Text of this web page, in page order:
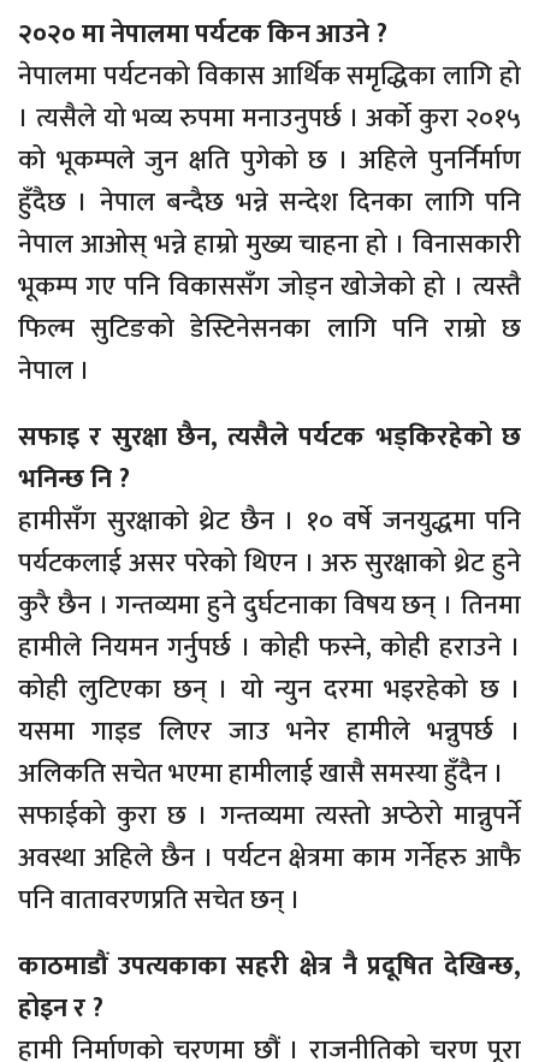
२०२० मा नेपालमा पर्यटक किन आउने ?
नेपालमा पर्यटनको विकास आर्थिक समृद्धिका लागि हो
। त्यसैले यो भव्य रुपमा मनाउनुपर्छ । अर्को कुरा २०१५
को भूकम्पले जुन क्षति पुगेको छ । अहिले पुनर्निर्माण
हुँदैछ । नेपाल बन्दैछ भन्ने सन्देश दिनका लागि पनि
नेपाल आओस् भन्ने हाम्रो मुख्य चाहना हो । विनासकारी
भूकम्प गए पनि विकाससँग जोड्न खोजेको हो । त्यस्तै
फिल्म सुटिङको डेस्टिनेसनका लागि पनि राम्रो छ
नेपाल ।
सफाइ र सुरक्षा छैन, त्यसैले पर्यटक भड्किरहेको छ
भनिन्छ नि ?
हामीसँग सुरक्षाको थ्रेट छैन । १० वर्षे जनयुद्धमा पनि
पर्यटकलाई असर परेको थिएन । अरु सुरक्षाको थ्रेट हुने
कुरै छैन । गन्तव्यमा हुने दुर्घटनाका विषय छन् । तिनमा
हामीले नियमन गर्नुपर्छ । कोही फस्ने, कोही हराउने ।
कोही लुटिएका छन् । यो न्युन दरमा भइरहेको छ ।
यसमा गाइड लिएर जाउ भनेर हामीले भन्नुपर्छ ।
अलिकति सचेत भएमा हामीलाई खासै समस्या हुँदैन ।
सफाईको कुरा छ । गन्तव्यमा त्यस्तो अप्ठेरो मान्नुपर्ने
अवस्था अहिले छैन । पर्यटन क्षेत्रमा काम गर्नेहरु आफै
पनि वातावरणप्रति सचेत छन् ।
काठमाडौं उपत्यकाका सहरी क्षेत्र नै प्रदूषित देखिन्छ,
होइन र ?
हामी निर्माणको चरणमा छौं । राजनीतिको चरण पूरा